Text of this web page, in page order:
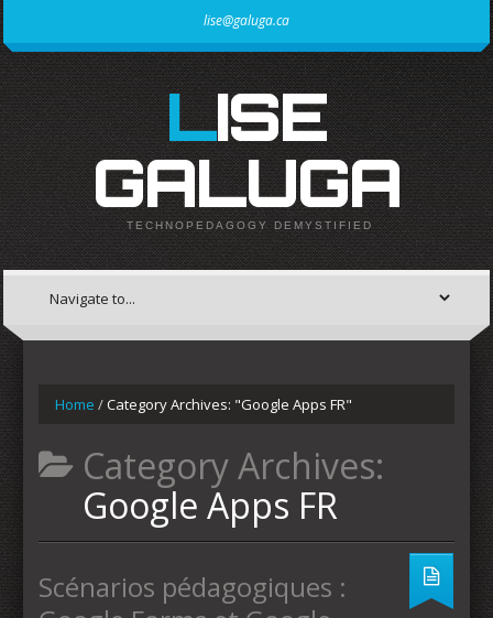
lise@galuga.ca
LISE
GALUGA
TECHNOPEDAGOGY DEMYSTIFIED
Home /Category Archives: "Google Apps FR"
Category Archives:
Google Apps FR
Scénarios pédagogiques :